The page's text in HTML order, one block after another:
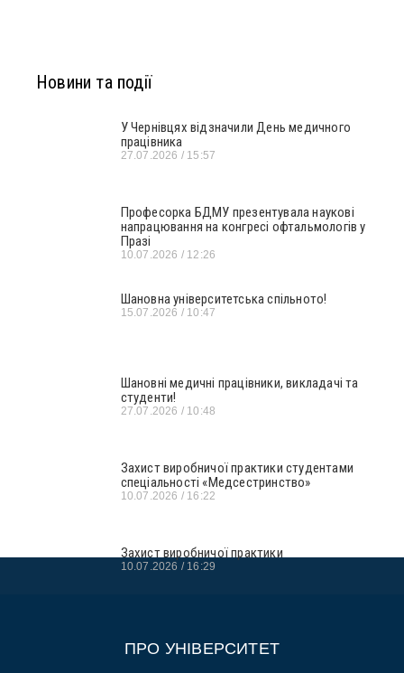
Новини та події
У Чернівцях відзначили День медичного
працівника
27.07.2026 15:57
Професорка БДМУ презентувала наукові
напрацювання на конгресі офтальмологів у
Празі
10.07.2026 12:26
Шановна університетська спільното!
15.07.2026 10:47
Шановні медичні працівники, викладачі та
студенти!
27.07.2026 10:48
Захист виробничої практики студентами
спеціальності «Медсестринство»
10.07.2026 16:22
Захист виробничої практики
10.07.2026 16:29
ПРО УНІВЕРСИТЕТ